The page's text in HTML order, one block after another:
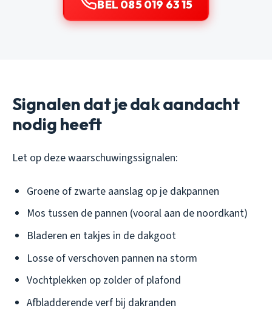
BEL 085 019 63 15
Signalen dat je dak aandacht
nodig heeft
Let op deze waarschuwingssignalen:
Groene of zwarte aanslag op je dakpannen
Mos tussen de pannen (vooral aan de noordkant)
Bladeren en takjes in de dakgoot
Losse of verschoven pannen na storm
Vochtplekken op zolder of plafond
Afbladderende verf bij dakranden